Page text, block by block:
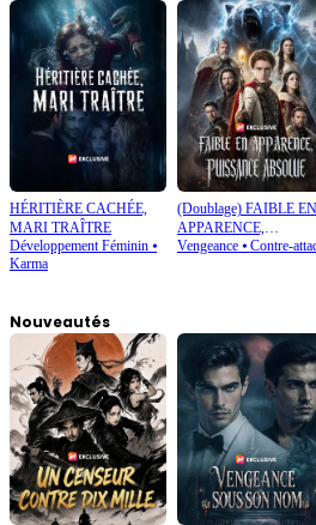
HÉRITIÈRE CACHÉE,
MARI TRAÎTRE
Développement Féminin ⦁
Karma
(Doublage) FAIBLE EN
APPARENCE,
PUISSANCE
Vengeance⦁ Contre-
Nouveautés